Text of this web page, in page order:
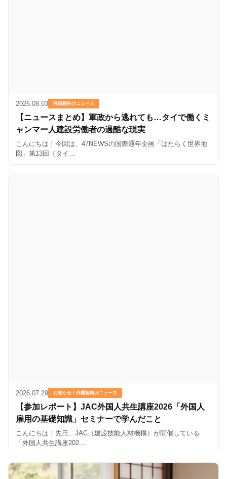
2026.08.03 外国籍向けニュース
【ニュースまとめ】軍政から逃れても…タイで働くミ
ャンマー人建設労働者の過酷な現実
こんにちは！今回は、47NEWSの国際通年企画「はたらく世界地
図」第13回（タイ…
2026.07.29 お知らせ / 外国籍向けニュース
【参加レポート】JAC外国人共生講座2026「外国人
雇用の基礎知識」セミナーで学んだこと
こんにちは！先日、JAC（建設技能人材機構）が開催している
「外国人共生講座202…